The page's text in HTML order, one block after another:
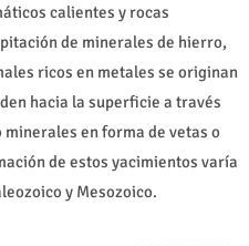
calientes y rocas
de minerales de hierro,
ricos en metales se originan
hacia la superficie a través
en forma de vetas o
de estos yacimientos varía
y Mesozoico.